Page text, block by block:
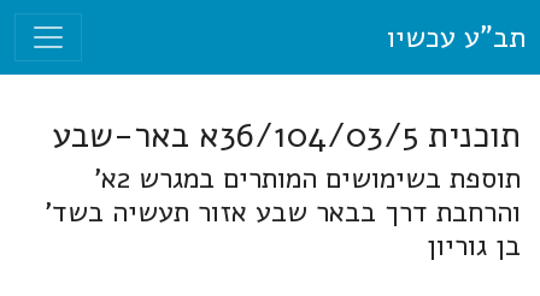
תב"ע עכשיו
תוכנית 36/104/03/5א באר-שבע
תוספת בשימושים המותרים במגרש 2א'
והרחבת דרך בבאר שבע אזור תעשיה בשד'
בן גוריון